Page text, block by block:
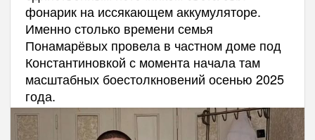
фонарик на иссякающем аккумуляторе.
Именно столько времени семья
Понамарёвых провела в частном доме под
Константиновкой с момента начала там
масштабных боестолкновений осенью 2025
года.